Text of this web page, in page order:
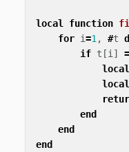
local function
for i=1, #t
if t [i]
local
local
end
end
end